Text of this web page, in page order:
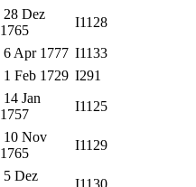
28 Dez
1765
I1128
6 Apr 1777 I1133
1 Feb 1729 I291
14 Jan
1757
I1125
10 Nov
1765
I1129
5 Dez
I1130